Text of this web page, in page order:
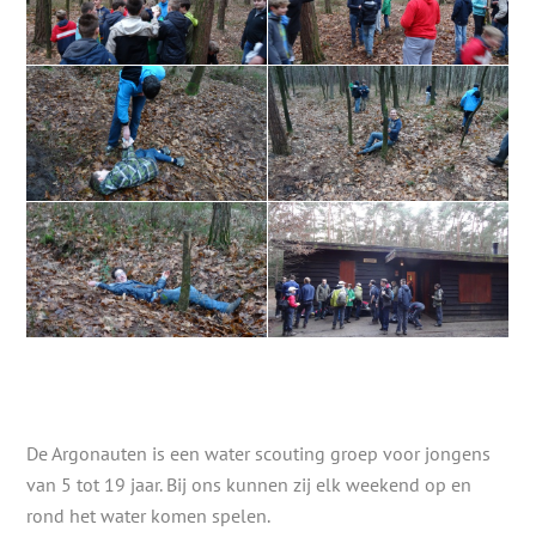
De Argonauten is een water scouting groep voor jongens
van 5 tot 19 jaar. Bij ons kunnen zij elk weekend op en
rond het water komen spelen.